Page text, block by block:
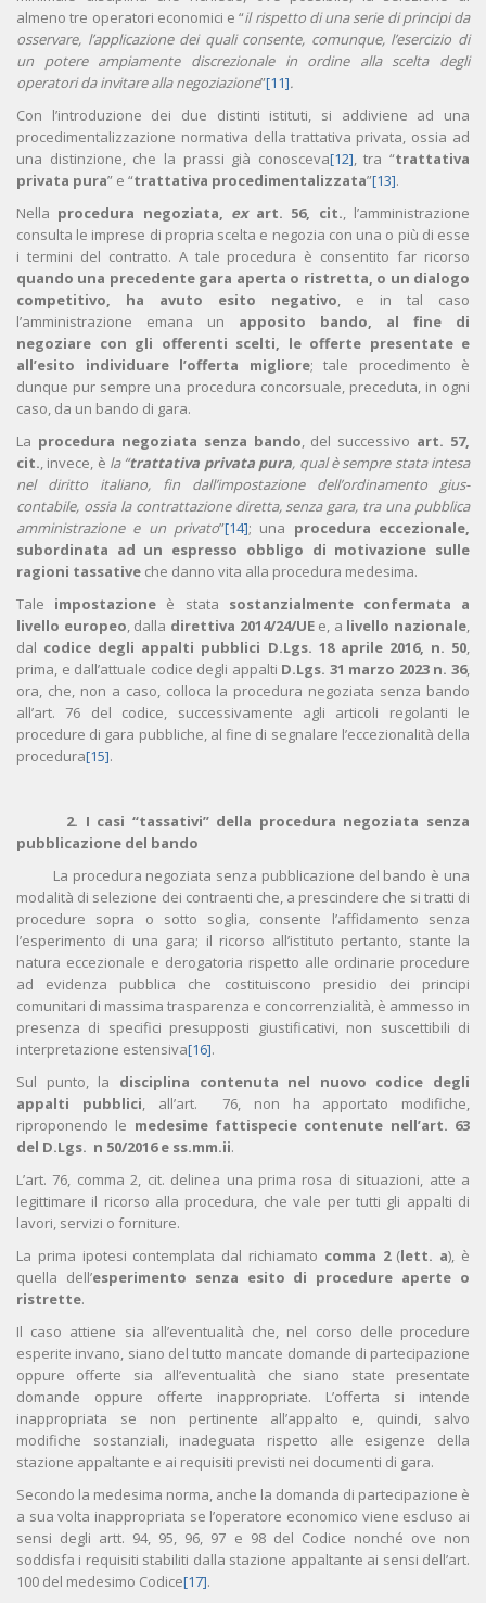
almeno tre operatori economici e “il rispetto di una serie di principi da
osservare, l’applicazione dei quali consente, comunque, l’esercizio di
un potere ampiamente discrezionale in ordine alla scelta degli
operatori da invitare alla negoziazione”[11].
Con l’introduzione dei due distinti istituti, si addiviene ad una
procedimentalizzazione normativa della trattativa privata, ossia ad
una distinzione, che la prassi già conosceva[12], tra “trattativa
privata pura” e “trattativa procedimentalizzata”[13].
Nella procedura negoziata, exart. 56, cit., l’amministrazione
consulta le imprese di propria scelta e negozia con una o più di esse
i termini del contratto. A tale procedura è consentito far ricorso
quando una precedente gara aperta o ristretta, o un dialogo
competitivo, ha avuto esito negativo, e in tal caso
l’amministrazione emana un apposito bando, al fine di
negoziare con gli offerenti scelti, le offerte presentate e
all’esito individuare l’offerta migliore; tale procedimento è
dunque pur sempre una procedura concorsuale, preceduta, in ogni
caso, da un bando di gara.
La procedura negoziata senza bando, del successivo art. 57,
cit., invece, è la “trattativa privata pura, qual è sempre stata intesa
nel diritto italiano, fin dall’impostazione dell’ordinamento gius-
contabile, ossia la contrattazione diretta, senza gara, tra una pubblica
amministrazione e un privato”[14]; una procedura eccezionale,
subordinata ad un espresso obbligo di motivazione sulle
ragioni tassative che danno vita alla procedura medesima.
Tale impostazione è stata sostanzialmente confermata a
livello europeo, dalla direttiva 2014/24/UE e, a livello nazionale,
dal codice degli appalti pubblici D.Lgs. 18 aprile 2016, n. 50,
prima, e dall’attuale codice degli appalti D.Lgs. 31 marzo 2023 n. 36,
ora, che, non a caso, colloca la procedura negoziata senza bando
all’art. 76 del codice, successivamente agli articoli regolanti le
procedure di gara pubbliche, al fine di segnalare l’eccezionalità della
procedura[15].
2. I casi “tassativi” della procedura negoziata senza
pubblicazione del bando
La procedura negoziata senza pubblicazione del bando è una
modalità di selezione dei contraenti che, a prescindere che si tratti di
procedure sopra o sotto soglia, consente l’affidamento senza
l’esperimento di una gara; il ricorso all’istituto pertanto, stante la
natura eccezionale e derogatoria rispetto alle ordinarie procedure
ad evidenza pubblica che costituiscono presidio dei principi
comunitari di massima trasparenza e concorrenzialità, è ammesso in
presenza di specifici presupposti giustificativi, non suscettibili di
interpretazione estensiva[16].
Sul punto, la disciplina contenuta nel nuovo codice degli
appalti pubblici, all’art. 76, non ha apportato modifiche,
riproponendo le medesime fattispecie contenute nell’art. 63
del D.Lgs. n 50/2016 e ss.mm.ii.
L’art. 76, comma 2, cit. delinea una prima rosa di situazioni, atte a
legittimare il ricorso alla procedura, che vale per tutti gli appalti di
lavori, servizi o forniture.
La prima ipotesi contemplata dal richiamato comma 2(lett. a), è
quella dell’esperimento senza esito di procedure aperte o
ristrette.
Il caso attiene sia all’eventualità che, nel corso delle procedure
esperite invano, siano del tutto mancate domande di partecipazione
oppure offerte sia all’eventualità che siano state presentate
domande oppure offerte inappropriate. L’offerta si intende
inappropriata se non pertinente all’appalto e, quindi, salvo
modifiche sostanziali, inadeguata rispetto alle esigenze della
stazione appaltante e ai requisiti previsti nei documenti di gara.
Secondo la medesima norma, anche la domanda di partecipazione è
a sua volta inappropriata se l’operatore economico viene escluso ai
sensi degli artt. 94, 95, 96, 97 e 98 del Codice nonché ove non
soddisfa i requisiti stabiliti dalla stazione appaltante ai sensi dell’art.
100 del medesimo Codice[17].